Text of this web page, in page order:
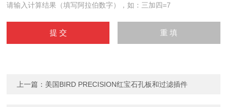
请输入计算结果（填写阿拉伯数字），如：三加四=7
上一篇： 美国BIRD PRECISION红宝石孔板和过滤插件